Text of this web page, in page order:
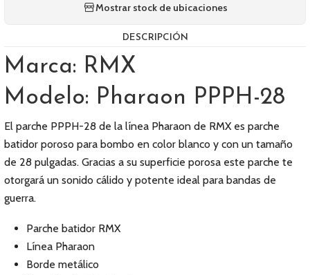
Mostrar stock de ubicaciones
DESCRIPCIÓN
Marca: RMX
Modelo: Pharaon PPPH-28
El parche PPPH-28 de la línea Pharaon de RMX es parche
batidor poroso para bombo en color blanco y con un tamaño
de 28 pulgadas. Gracias a su superficie porosa este parche te
otorgará un sonido cálido y potente ideal para bandas de
guerra.
Parche batidor RMX
Línea Pharaon
Borde metálico